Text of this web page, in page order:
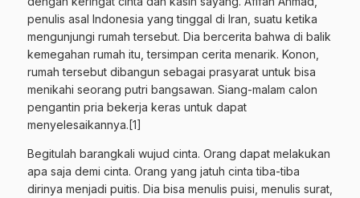
penulis asal Indonesia yang tinggal di Iran, suatu ketika
mengunjungi rumah tersebut. Dia bercerita bahwa di balik
kemegahan rumah itu, tersimpan cerita menarik. Konon,
rumah tersebut dibangun sebagai prasyarat untuk bisa
menikahi seorang putri bangsawan. Siang-malam calon
pengantin pria bekerja keras untuk dapat
menyelesaikannya. [1]
Begitulah barangkali wujud cinta. Orang dapat melakukan
apa saja demi cinta. Orang yang jatuh cinta tiba-tiba
dirinya menjadi puitis. Dia bisa menulis puisi, menulis surat,